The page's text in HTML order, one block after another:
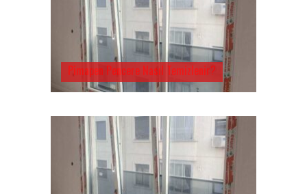
Pimapen Pencere Nasıl Temizlenir?